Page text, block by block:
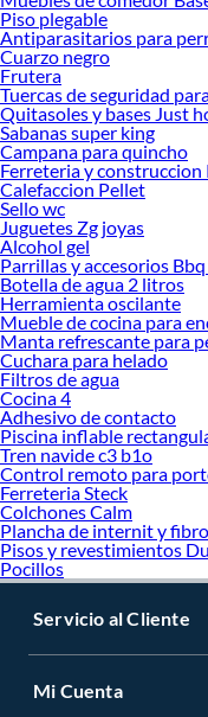
Encuentra una amplia
Encuentra todo lo necesario
¡Visítanos y haz tus ideas
Piso plegable
Antiparasitarios para
Cuarzo negro
Frutera
Tuercas de seguridad
Quitasoles y bases Just
Sabanas super king
Campana para quincho
Ferreteria y construccion
Calefaccion Pellet
Sello wc
Juguetes Zg joyas
Alcohol gel
Parrillas y accesorios
Botella de agua 2 litros
Herramienta oscilante
Mueble de cocina para
Manta refrescante para
Cuchara para helado
Filtros de agua
Cocina 4
Adhesivo de contacto
Piscina inflable
Tren navide c3 b1o
Control remoto para
Ferreteria Steck
Colchones Calm
Plancha de internit y
Pisos y revestimientos
Pocillos
Servicio al Cliente
Mi Cuenta